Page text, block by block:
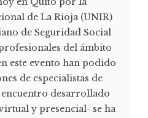
de La Rioja (UNIR)
de Seguridad Social
del ámbito
este evento han podido
de especialistas de
encuentro desarrollado
y presencial- se ha